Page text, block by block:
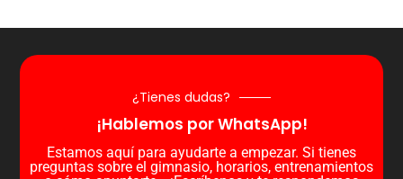
¿Tienes dudas?
¡Hablemos por WhatsApp!
Estamos aquí para ayudarte a empezar. Si tienes
preguntas sobre el gimnasio, horarios, entrenamientos